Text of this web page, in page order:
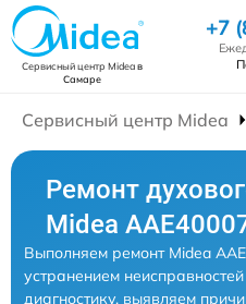
Сервисный центр Mideaв
Самаре
+7
Сервисный центр Midea
Ремонт
Midea
Выполняем ремонт Midea
устранением
диагностику, выявляем